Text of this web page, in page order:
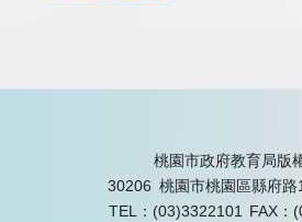
桃園市政府教育局版
30206 桃園市桃園區縣府
TEL：(03)3322101 FAX：